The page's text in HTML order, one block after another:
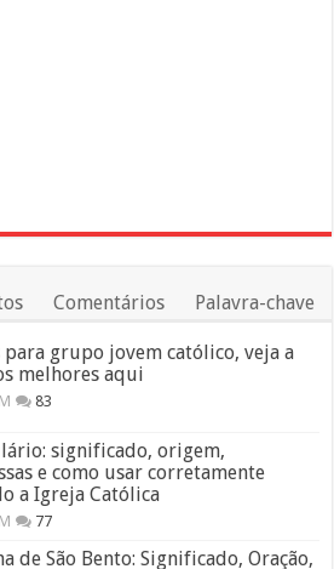
Comentários Palavra-chave
para grupo jovem católico, veja a
melhores aqui
83
significado, origem,
e como usar corretamente
a Igreja Católica
77
de São Bento: Significado, Oração,